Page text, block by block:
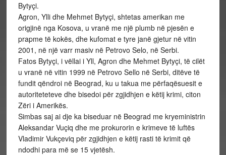
Bytyçi.
Agron, Ylli dhe Mehmet Bytyçi, shtetas amerikan me
origjinë nga Kosova, u vranë me një plumb në pjesën e
prapme të kokës, dhe kufomat e tyre janë gjetur në vitin
2001, në një varr masiv në Petrovo Selo, në Serbi.
Fatos Bytyçi, i vëllai i Yll, Agron dhe Mehmet Bytyçi, të cilët
u vranë në vitin 1999 në Petrovo Sello në Serbi, ditëve të
fundit qëndroi në Beograd, ku u takua me përfaqësuesit e
autoriteteteve dhe bisedoi për zgjidhjen e këtij krimi, citon
Zëri i Amerikës.
Simbas saj ai dje ka biseduar në Beograd me kryeministrin
Aleksandar Vuçiq dhe me prokurorin e krimeve të luftës
Vladimir Vukçeviq për zgjidhjen e këtij rasti të krimit që
ndodhi para më se 15 vjetësh.